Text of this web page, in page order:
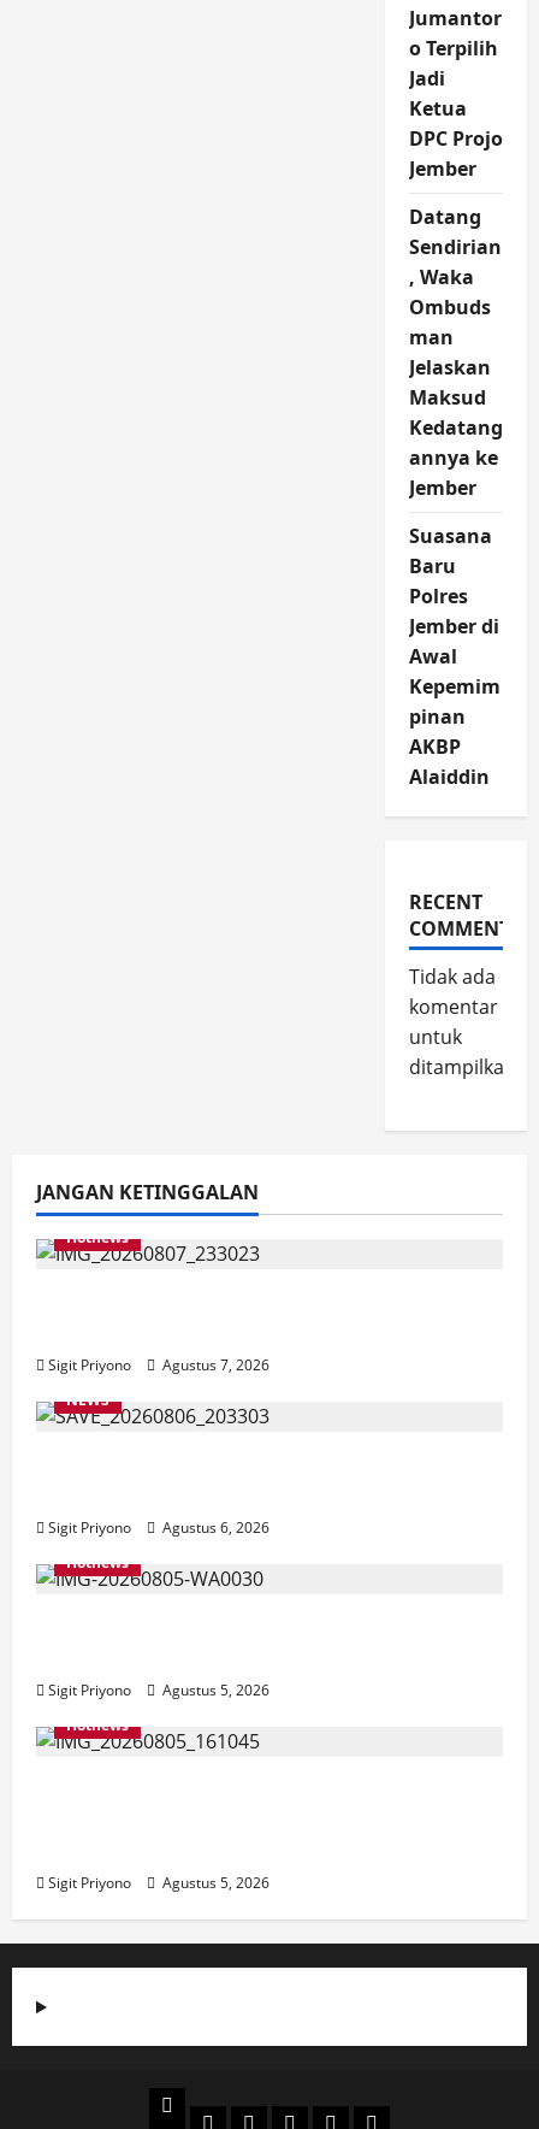
Jumantor
o Terpilih
Jadi
Ketua
DPC Projo
Jember
Datang
Sendirian
, Waka
Ombuds
man
Jelaskan
Maksud
Kedatang
annya ke
Jember
Suasana
Baru
Polres
Jember di
Awal
Kepemim
pinan
AKBP
Alaiddin
RECENT
COMMENTS
Tidak ada
komentar
untuk
ditampilkan.
JANGAN KETINGGALAN
Hotnews
Sigit Priyono
Agustus 7, 2026
NEWS
Sigit Priyono
Agustus 6, 2026
Hotnews
Sigit Priyono
Agustus 5, 2026
Hotnews
Sigit Priyono Agustus 5, 2026
Beranda
PolitikOtomotifEkonomiSosialtentang